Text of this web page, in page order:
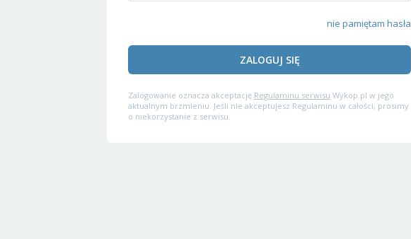
nie pamiętam hasła
ZALOGUJ SIĘ
Zalogowanie oznacza akceptację Regulaminu serwisu Wykop.pl w jego
aktualnym brzmieniu. Jeśli nie akceptujesz Regulaminu w całości, prosimy
o niekorzystanie z serwisu.